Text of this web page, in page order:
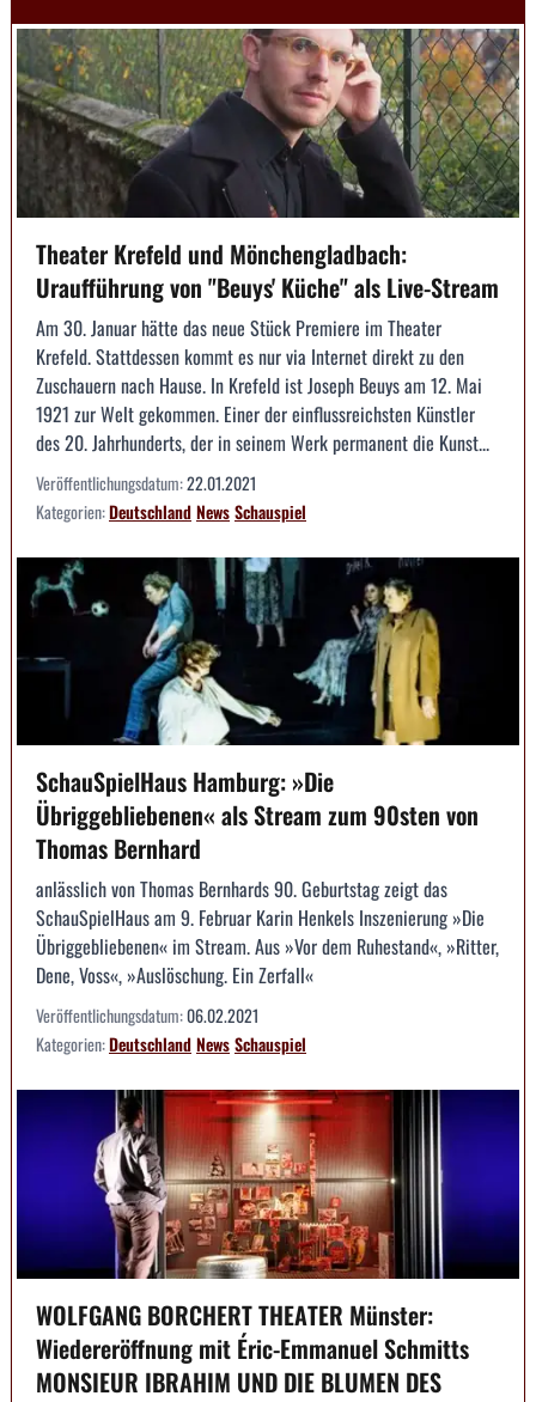
Theater Krefeld und Mönchengladbach:
Uraufführung von "Beuys' Küche" als Live-Stream
Am 30. Januar hätte das neue Stück Premiere im Theater
Krefeld. Stattdessen kommt es nur via Internet direkt zu den
Zuschauern nach Hause. In Krefeld ist Joseph Beuys am 12. Mai
1921 zur Welt gekommen. Einer der einflussreichsten Künstler
des 20. Jahrhunderts, der in seinem Werk permanent die Kunst...
Veröffentlichungsdatum:22.01.2021
Kategorien:DeutschlandNewsSchauspiel
SchauSpielHaus Hamburg: »Die
Übriggebliebenen« als Stream zum 90sten von
Thomas Bernhard
anlässlich von Thomas Bernhards 90. Geburtstag zeigt das
SchauSpielHaus am 9. Februar Karin Henkels Inszenierung »Die
Übriggebliebenen« im Stream. Aus »Vor dem Ruhestand«, »Ritter,
Dene, Voss«, »Auslöschung. Ein Zerfall«
Veröffentlichungsdatum:06.02.2021
Kategorien:DeutschlandNewsSchauspiel
WOLFGANG BORCHERT THEATER Münster:
Wiedereröffnung mit Éric-Emmanuel Schmitts
MONSIEUR IBRAHIM UND DIE BLUMEN DES